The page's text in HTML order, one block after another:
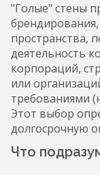
"Голые" стены
пространства,
деятельность
корпораций,
или
требованиями
Этот выбор
долгосрочную
Что